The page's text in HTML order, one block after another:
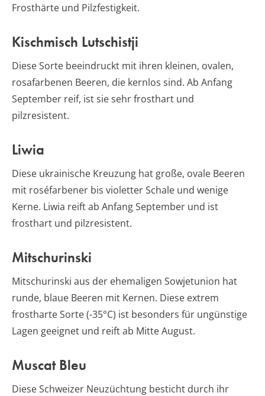
Frosthärte und Pilzfestigkeit.
Kischmisch Lutschistji
Diese Sorte beeindruckt mit ihren kleinen, ovalen,
rosafarbenen Beeren, die kernlos sind. Ab Anfang
September reif, ist sie sehr frosthart und
pilzresistent.
Liwia
Diese ukrainische Kreuzung hat große, ovale Beeren
mit roséfarbener bis violetter Schale und wenige
Kerne. Liwia reift ab Anfang September und ist
frosthart und pilzresistent.
Mitschurinski
Mitschurinski aus der ehemaligen Sowjetunion hat
runde, blaue Beeren mit Kernen. Diese extrem
frostharte Sorte (-35°C) ist besonders für ungünstige
Lagen geeignet und reift ab Mitte August.
Muscat Bleu
Diese Schweizer Neuzüchtung besticht durch ihr